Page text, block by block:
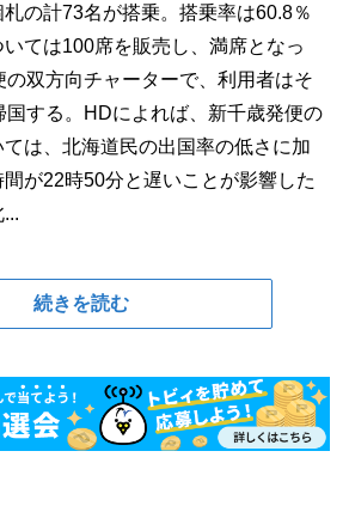
の計73名が搭乗。搭乗率は60.8％
ては100席を販売し、満席となっ
の双方向チャーターで、利用者はそ
国する。HDによれば、新千歳発便の
は、北海道民の出国率の低さに加
が22時50分と遅いことが影響した
続きを読む